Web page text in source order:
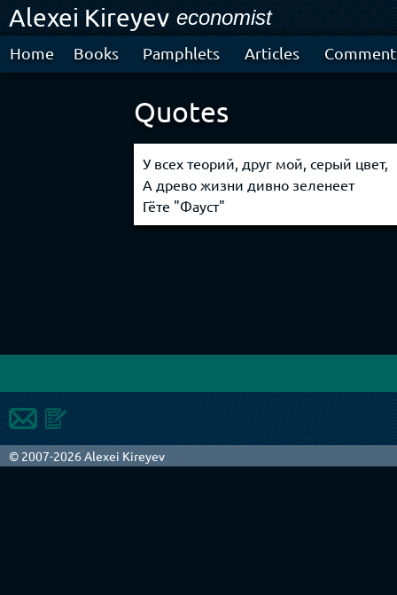
Alexei Kireyev economist
Home Books Pamphlets Articles
Quotes
У всех теорий, друг мой, серый цвет,
А древо жизни дивно зеленеет
Гёте "Фауст"
© 2007-2026 Alexei Kireyev